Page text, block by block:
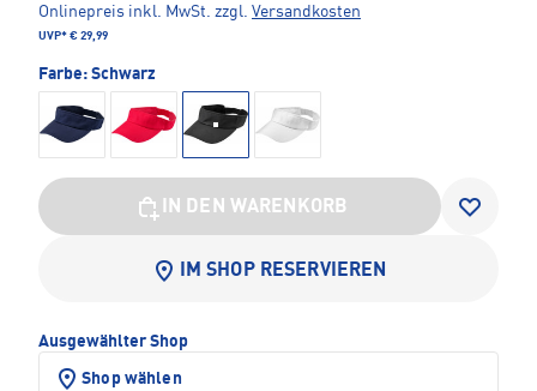
Onlinepreis inkl. MwSt. zzgl. Versandkosten
UVP* € 29,99
Farbe: Schwarz
IN DEN WARENKORB
IM SHOP RESERVIEREN
Ausgewählter Shop
Shop wählen